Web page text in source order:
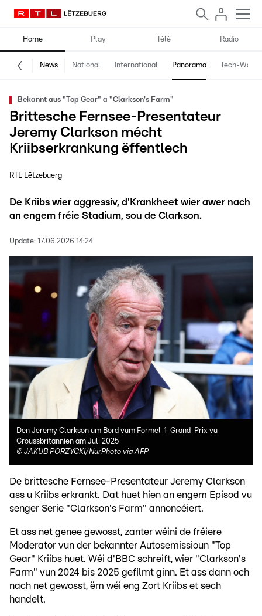
Home Play Télé Radio
News National International Panorama Tech-World
Bekannt aus "Top Gear" a "Clarkson's Farm"
Brittesche Fernsee-Presentateur
Jeremy Clarkson mécht
Kriibserkrankung ëffentlech
RTL Lëtzebuerg
De Kriibs wier aggressiv, d'Krankheet wier awer nach
an engem fréie Stadium, sou de Clarkson.
Update: 17.06.2026 14:24
Den Jeremy Clarkson um Bord vum Formel-1-Grand-Prix vu
Groussbritannien am Juli 2025
© JAKUB PORZYCKI/NurPhoto via AFP
De brittesche Fernsee-Presentateur Jeremy Clarkson
ass u Kriibs erkrankt. Dat huet hien an engem Episod vu
senger Serie "Clarkson's Farm" annoncéiert.
Et ass net genee gewosst, zanter wéini de fréiere
Moderator vun der bekannter Autosemissioun "Top
Gear" Kriibs huet. Wéi d'BBC schreift, wier "Clarkson's
Farm" vun 2024 bis 2025 gefilmt ginn. Et ass dann och
nach net gewosst, ëm wéi eng Zort Kriibs et sech
handelt.